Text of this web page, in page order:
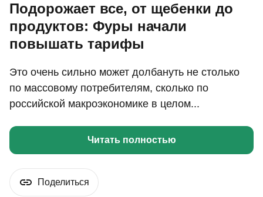
Подорожает все, от щебенки до
продуктов: Фуры начали
повышать тарифы
Это очень сильно может долбануть не столько
по массовому потребителям, сколько по
российской макроэкономике в целом...
Читать полностью
Поделиться